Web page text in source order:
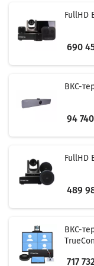
FullHD
690
ВКС-
94
FullHD
489
ВКС-
717